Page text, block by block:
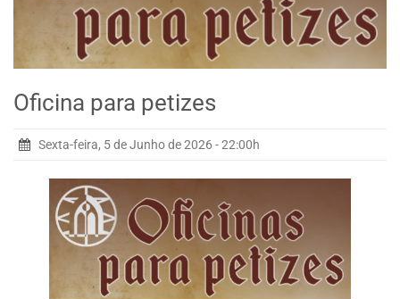
Oficina para petizes
Sexta-feira, 5 de Junho de 2026 - 22:00h